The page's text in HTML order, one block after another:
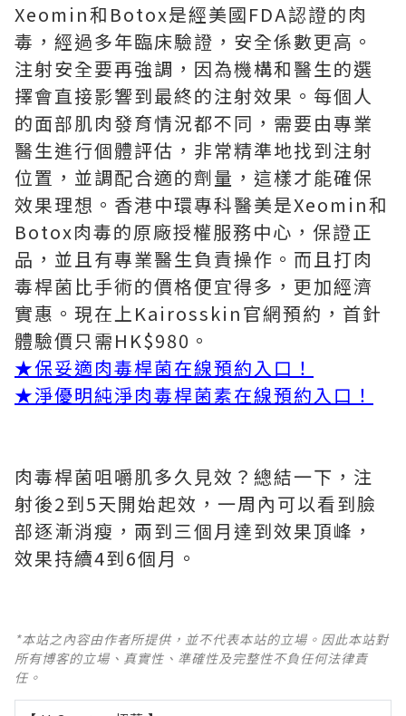
Xeomin和Botox是經美國FDA認證的肉
毒，經過多年臨床驗證，安全係數更高。
注射安全要再強調，因為機構和醫生的選
擇會直接影響到最終的注射效果。每個人
的面部肌肉發育情況都不同，需要由專業
醫生進行個體評估，非常精準地找到注射
位置，並調配合適的劑量，這樣才能確保
效果理想。香港中環專科醫美是Xeomin和
Botox肉毒的原廠授權服務中心，保證正
品，並且有專業醫生負責操作。而且打肉
毒桿菌比手術的價格便宜得多，更加經濟
實惠。現在上Kairosskin官網預約，首針
體驗價只需HK$980。
★保妥適肉毒桿菌在線預約入口！
★淨優明純淨肉毒桿菌素在線預約入口！
肉毒桿菌咀嚼肌多久見效？總結一下，注
射後2到5天開始起效，一周內可以看到臉
部逐漸消瘦，兩到三個月達到效果頂峰，
效果持續4到6個月。
*本站之內容由作者所提供，並不代表本站的立場。因此本站對
所有博客的立場、真實性、準確性及完整性不負任何法律責
任。